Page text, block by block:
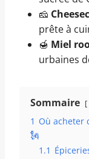
🧀
prête à
🍯 Miel
urbaines
Sommaire
1 Où acheter
🗽
1.1